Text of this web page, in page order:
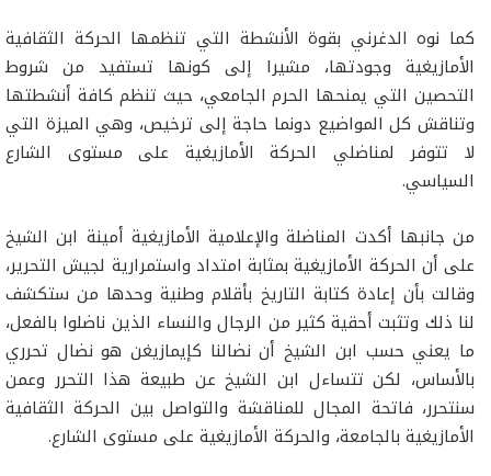
كما نوه الدغرني بقوة الأنشطة التي تنظمها الحركة الثقافية
الأمازيغية وجودتها، مشيرا إلى كونها تستفيد من شروط
التحصين التي يمنحها الحرم الجامعي، حيث تنظم كافة أنشطتها
وتناقش كل المواضيع دونما حاجة إلى ترخيص، وهي الميزة التي
لا تتوفر لمناضلي الحركة الأمازيغية على مستوى الشارع
السياسي.
من جانبها أكدت المناضلة والإعلامية الأمازيغية أمينة ابن الشيخ
على أن الحركة الأمازيغية بمثابة امتداد واستمرارية لجيش التحرير،
وقالت بأن إعادة كتابة التاريخ بأقلام وطنية وحدها من ستكشف
لنا ذلك وتثبت أحقية كثير من الرجال والنساء الذين ناضلوا بالفعل،
ما يعني حسب ابن الشيخ أن نضالنا كإيمازيغن هو نضال تحرري
بالأساس، لكن تتساءل ابن الشيخ عن طبيعة هذا التحرر وعمن
سنتحرر، فاتحة المجال للمناقشة والتواصل بين الحركة الثقافية
الأمازيغية بالجامعة، والحركة الأمازيغية على مستوى الشارع.